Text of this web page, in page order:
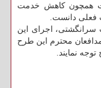
همچون كاهش خدمت
فعلی دانست.
سرانگشتی، اجرای این
محترم این طرح
نمایند.